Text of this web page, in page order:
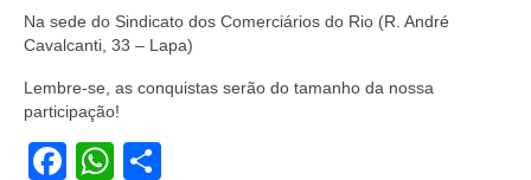
Seja um conveniado
COMUNICAÇÃO
PESQUISA 6×1
Na sede do Sindicato dos Comerciários do Rio (R. André
Cavalcanti, 33 – Lapa)
Lembre-se, as conquistas serão do tamanho da nossa
participação!
Facebook
WhatsApp